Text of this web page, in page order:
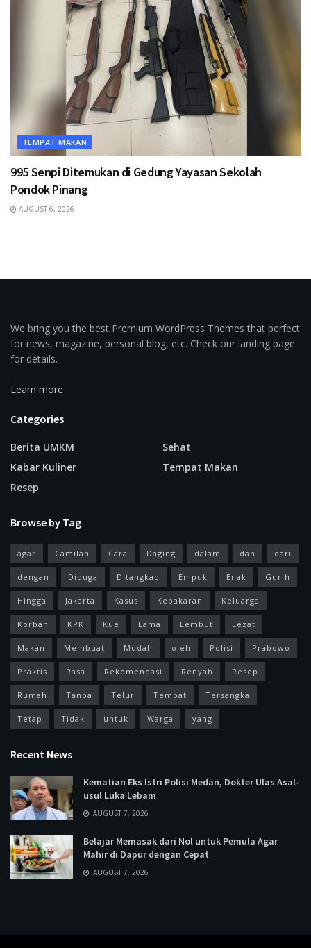
TEMPAT MAKAN
995 Senpi Ditemukan di Gedung Yayasan Sekolah
Pondok Pinang
AUGUST 6, 2026
We bring you the best Premium WordPress Themes that perfect
for news, magazine, personal blog, etc. Check our landing page
for details.
Learn more
Categories
Berita UMKM
Kabar Kuliner
Resep
Sehat
Tempat Makan
Browse by Tag
agar Camilan Cara Daging dalam dan dari
dengan Diduga Ditangkap Empuk Enak Gurih
Hingga Jakarta Kasus Kebakaran Keluarga
Korban KPK Kue Lama Lembut Lezat
Makan Membuat Mudah oleh Polisi Prabowo
Praktis Rasa Rekomendasi Renyah Resep
Rumah Tanpa Telur Tempat Tersangka
Tetap Tidak untuk Warga yang
Recent News
Kematian Eks Istri Polisi Medan, Dokter Ulas Asal-
usul Luka Lebam
AUGUST 7, 2026
Belajar Memasak dari Nol untuk Pemula Agar
Mahir di Dapur dengan Cepat
AUGUST 7, 2026